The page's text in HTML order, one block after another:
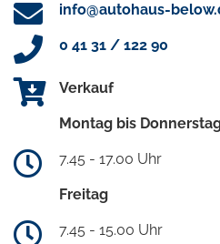
info@autohaus-
0 41 31 / 122 90
Verkauf
Montag bis
7.45 - 17.00 Uhr
Freitag
7.45 - 15.00 Uhr